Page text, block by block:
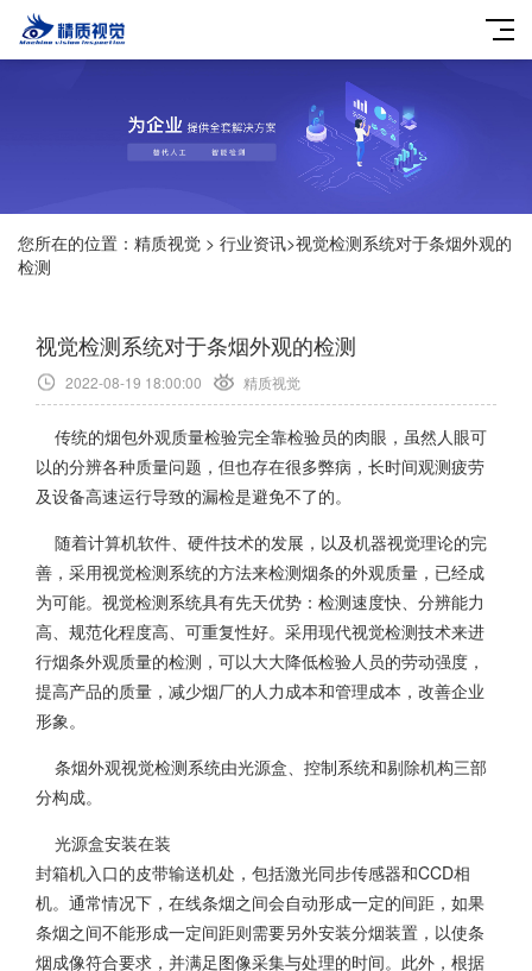
您所在的位置： 精质视觉 > 行业资讯>视觉检测系统对于条烟外观的
检测
视觉检测系统对于条烟外观的检测
2022-08-19 18:00:00 精质视觉
传统的烟包外观质量检验完全靠检验员的肉眼，虽然人眼可
以的分辨各种质量问题，但也存在很多弊病，长时间观测疲劳
及设备高速运行导致的漏检是避免不了的。
随着计算机软件、硬件技术的发展，以及机器视觉理论的完
善，采用视觉检测系统的方法来检测烟条的外观质量，已经成
为可能。视觉检测系统具有先天优势：检测速度快、分辨能力
高、规范化程度高、可重复性好。采用现代视觉检测技术来进
行烟条外观质量的检测，可以大大降低检验人员的劳动强度，
提高产品的质量，减少烟厂的人力成本和管理成本，改善企业
形象。
条烟外观视觉检测系统由光源盒、控制系统和剔除机构三部
分构成。
光源盒安装在装
封箱机入口的皮带输送机处，包括激光同步传感器和CCD相
机。通常情况下，在线条烟之间会自动形成一定的间距，如果
条烟之间不能形成一定间距则需要另外安装分烟装置，以使条
烟成像符合要求，并满足图像采集与处理的时间。此外，根据